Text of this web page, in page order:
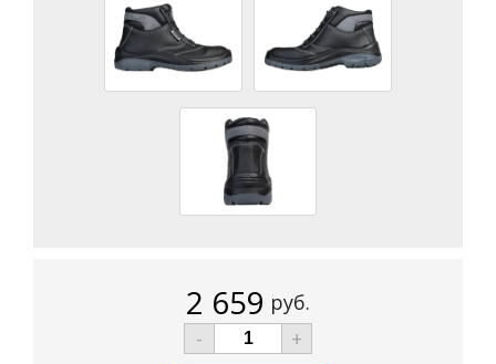
2 659 руб.
-
+